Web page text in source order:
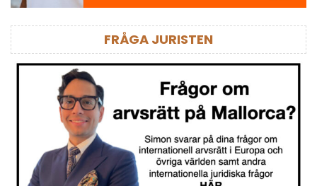
FRÅGA JURISTEN